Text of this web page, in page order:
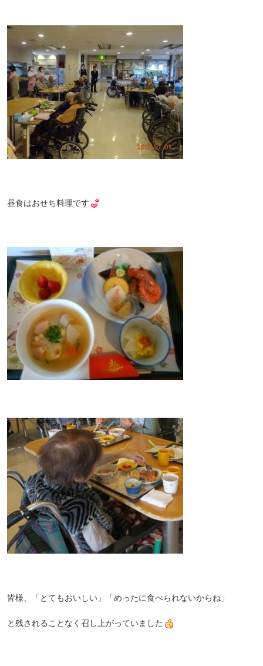
昼食はおせち料理です
皆様、「とてもおいしい」「めったに食べられないからね」
と残されることなく召し上がっていました